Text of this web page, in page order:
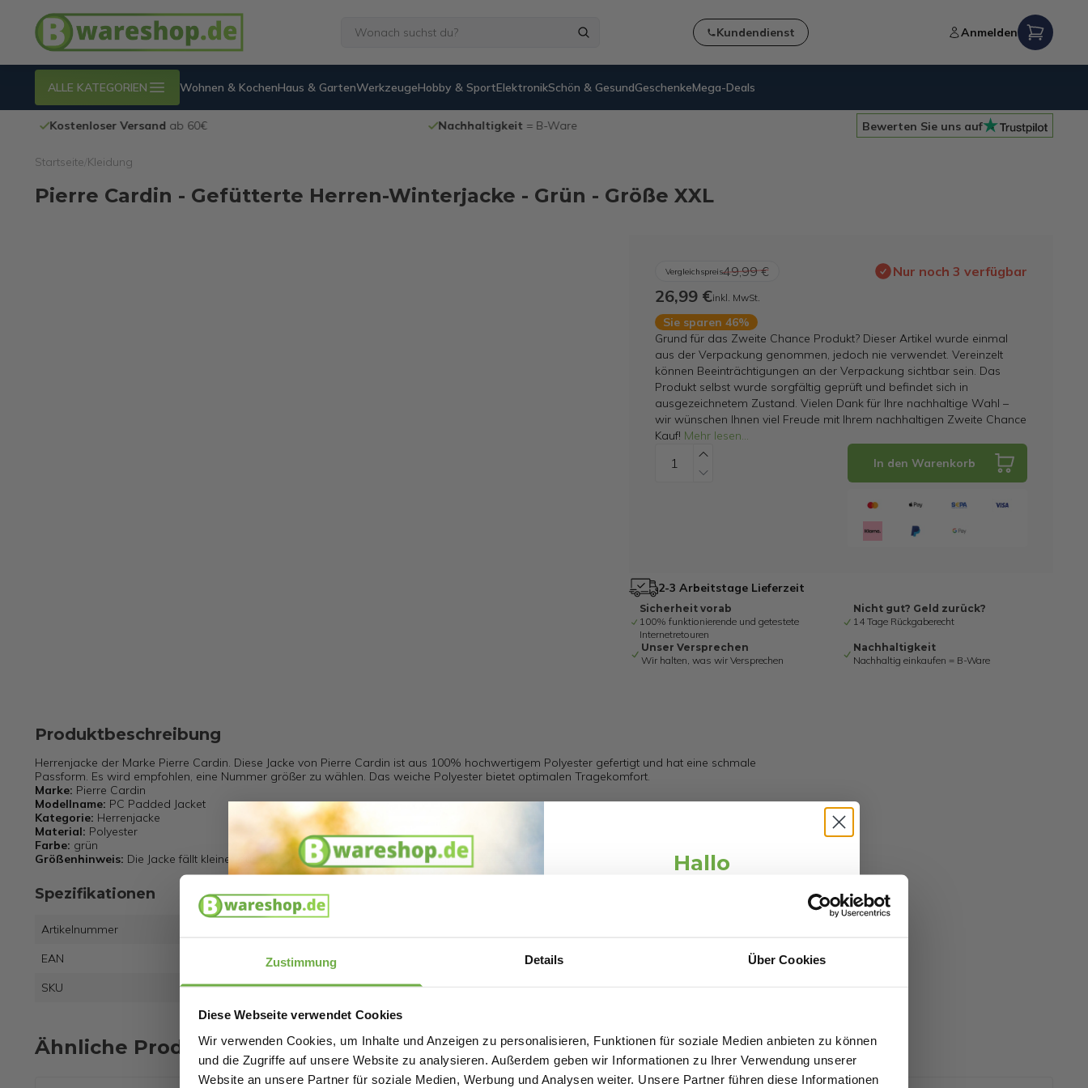
Zustimmung Details Über Cookies
Diese Webseite verwendet Cookies
Wir verwenden Cookies, um Inhalte und Anzeigen zu personalisieren, Funktionen für soziale Medien anbieten zu können
und die Zugriffe auf unsere Website zu analysieren. Außerdem geben wir Informationen zu Ihrer Verwendung unserer
Website an unsere Partner für soziale Medien, Werbung und Analysen weiter. Unsere Partner führen diese Informationen
Kundendienst Anmelden
ALLE KATEGORIEN Wohnen & KochenHaus & GartenWerkzeugeHobby & SportElektronikSchön & GesundGeschenkeMega-Deals
Kostenloser Versandab 60€ Nachhaltigkeit= B-Ware 100% funktionierendeInternetretouren
Bewerten Sie uns auf
Startseite Kleidung
Pierre Cardin - Gefütterte Herren-Winterjacke - Grün - Größe XXL
Vergleichspreis49,99 € Nur noch 3 verfügbar
26,99 €inkl. MwSt.
Sie sparen 46%
Grund für das Zweite Chance Produkt? Dieser Artikel wurde einmal
aus der Verpackung genommen, jedoch nie verwendet. Vereinzelt
können Beeinträchtigungen an der Verpackung sichtbar sein. Das
Produkt selbst wurde sorgfältig geprüft und befindet sich in
ausgezeichnetem Zustand. Vielen Dank für Ihre nachhaltige Wahl –
wir wünschen Ihnen viel Freude mit Ihrem nachhaltigen Zweite Chance
Kauf! Mehr lesen...
In den Warenkorb
2-3 Arbeitstage Lieferzeit
Sicherheit vorab
100% funktionierende und getestete
Internetretouren
Nicht gut? Geld zurück?
14 Tage Rückgaberecht
Unser Versprechen
Wir halten, was wir Versprechen
Nachhaltigkeit
Nachhaltig einkaufen = B-Ware
Produktbeschreibung
Herrenjacke der Marke Pierre Cardin. Diese Jacke von Pierre Cardin ist aus 100% hochwertigem Polyester gefertigt und hat eine schmale
Passform. Es wird empfohlen, eine Nummer größer zu wählen. Das weiche Polyester bietet optimalen Tragekomfort.
Marke: Pierre Cardin
Modellname: PC Padded Jacket
Kategorie: Herrenjacke
Material: Polyester
Farbe: grün
Größenhinweis: Die Jacke fällt kleiner aus, es wird empfohlen eine Nummer größer zu bestellen.
Spezifikationen
Artikelnummer
EAN
7435103054026
SKU
27534927
Ähnliche Produkte
Hallo
Schnäppchenjäger 👋